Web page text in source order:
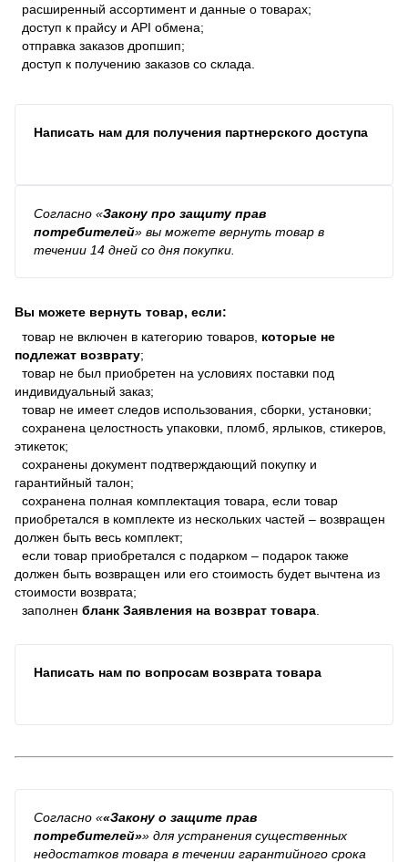
расширенный ассортимент и данные о товарах;
доступ к прайсу и API обмена;
отправка заказов дропшип;
доступ к получению заказов со склада.
Написать нам для получения партнерского доступа
Согласно «Закону про защиту прав
потребителей» вы можете вернуть товар в
течении 14 дней со дня покупки.
Вы можете вернуть товар, если:
товар не включен в категорию товаров, которые не
подлежат возврату;
товар не был приобретен на условиях поставки под
индивидуальный заказ;
товар не имеет следов использования, сборки, установки;
сохранена целостность упаковки, пломб, ярлыков, стикеров,
этикеток;
сохранены документ подтверждающий покупку и
гарантийный талон;
сохранена полная комплектация товара, если товар
приобретался в комплекте из нескольких частей – возвращен
должен быть весь комплект;
если товар приобретался с подарком – подарок также
должен быть возвращен или его стоимость будет вычтена из
стоимости возврата;
заполнен бланк Заявления на возврат товара
Написать нам по вопросам возврата товара
Согласно ««Закону о защите прав
потребителей»» для устранения существенных
недостатков товара в течении гарантийного срока